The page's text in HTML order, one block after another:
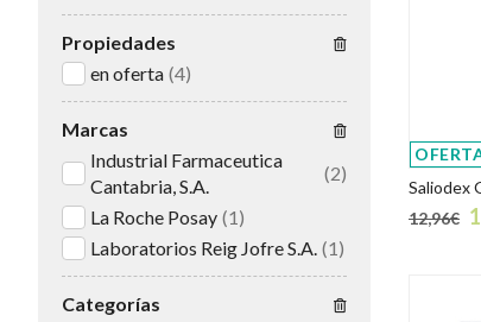
Saliodex
12,96€
Propiedades
en oferta (4)
Marcas
Industrial Farmaceutica
Cantabria, S.A.
(2)
La Roche Posay (1)
Laboratorios Reig Jofre S.A. (1)
Categorías